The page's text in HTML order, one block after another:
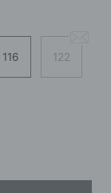
116 122